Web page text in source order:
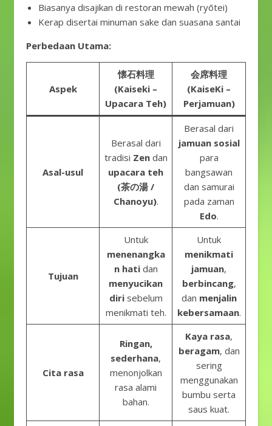
Biasanya disajikan di restoran mewah (ryōtei)
Kerap disertai minuman sake dan suasana santai
Perbedaan Utama:
Aspek
懐石料理
(Kaiseki –
Upacara Teh)
会席料理
(KaiseKi –
Perjamuan)
Asal-usul
Berasal dari
tradisi Zendan
upacara teh
(茶の湯 /
Chanoyu).
Berasal dari
jamuan sosial
para
bangsawan
dan samurai
pada zaman
Edo.
Tujuan
Untuk
menenangka
n hatidan
menyucikan
dirisebelum
menikmati teh.
Untuk
menikmati
jamuan,
berbincang,
dan menjalin
kebersamaan.
Cita rasa
Ringan,
sederhana,
menonjolkan
rasa alami
bahan.
Kaya rasa,
beragam, dan
sering
menggunakan
bumbu serta
saus kuat.